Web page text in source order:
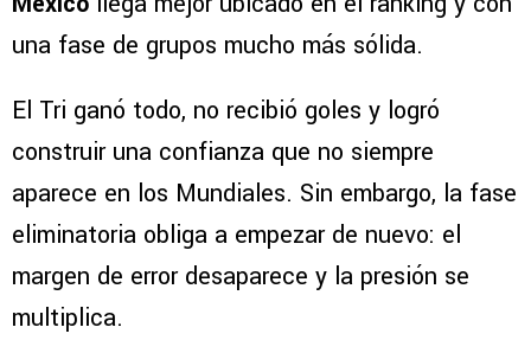
una fase de grupos mucho más sólida.
El Tri ganó todo, no recibió goles y logró
construir una confianza que no siempre
aparece en los Mundiales. Sin embargo, la fase
eliminatoria obliga a empezar de nuevo: el
margen de error desaparece y la presión se
multiplica.